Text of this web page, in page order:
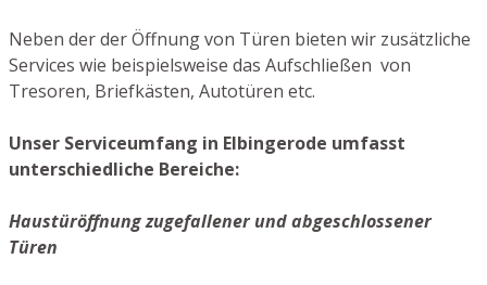
Neben der der Öffnung von Türen bieten wir zusätzliche
Services wie beispielsweise das Aufschließen von
Tresoren, Briefkästen, Autotüren etc.
Unser Serviceumfang in Elbingerode umfasst
unterschiedliche Bereiche:
Haustüröffnung zugefallener und abgeschlossener
Türen